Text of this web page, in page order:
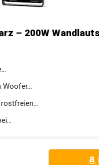
– 200W